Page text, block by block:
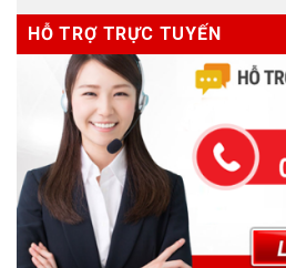
HỖ TRỢ TRỰC TUYẾN